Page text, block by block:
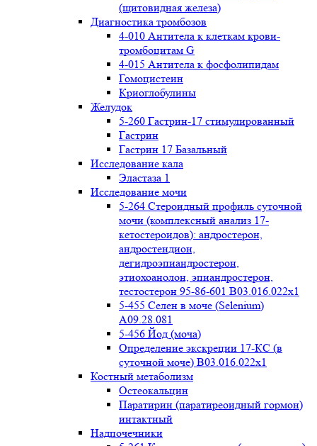
(щитовидная железа)
Диагностика тромбозов
4-010 Антитела к клеткам крови-
тромбоцитам G
4-015 Антитела к фосфолипидам
Гомоцистеин
Криоглобулины
Желудок
5-260 Гастрин-17 стимулированный
Гастрин
Гастрин 17 Базальный
Исследование кала
Эластаза 1
Исследование мочи
5-264 Стероидный профиль суточной
мочи (комплексный анализ 17-
кетостероидов): андростерон,
андростендион,
дегидроэпиандростерон,
этиохоанолон, эпиандростерон,
тестостерон 95-86-601 B03.016.022x1
5-455 Селен в моче (Selenium)
A09.28.081
5-456 Йод (моча)
Определение экскреции 17-КС (в
суточной моче) B03.016.022x1
Костный метаболизм
Остеокальцин
Паратирин (паратиреоидный гормон)
интактный
Надпочечники